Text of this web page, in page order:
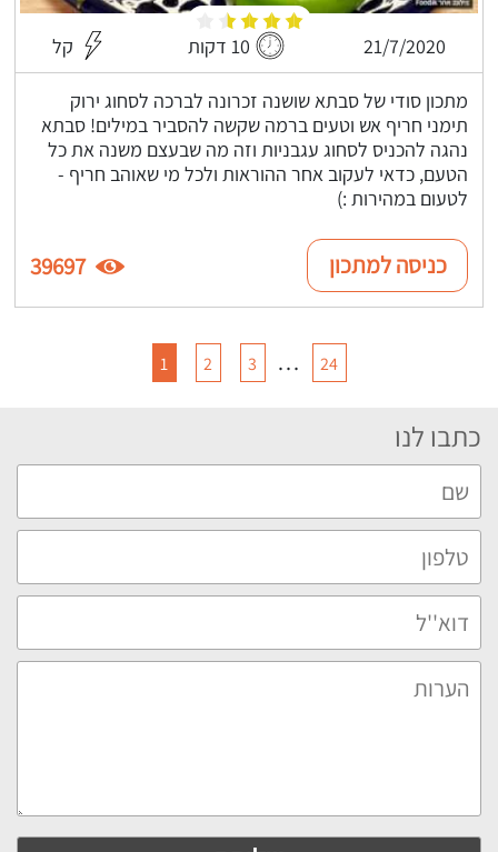
21/7/2020 10 דקות קל
מתכון סודי של סבתא שושנה זכרונה לברכה לסחוג ירוק
תימני חריף אש וטעים ברמה שקשה להסביר במילים! סבתא
נהגה להכניס לסחוג עגבניות וזה מה שבעצם משנה את כל
הטעם, כדאי לעקוב אחר ההוראות ולכל מי שאוהב חריף -
לטעום במהירות :)
כניסה למתכון 39697
1 2 3 … 24
כתבו לנו